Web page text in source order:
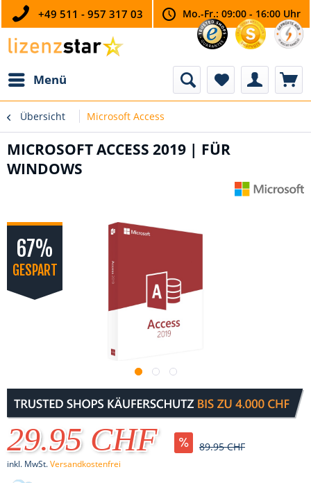
+49 511 - 957 317 03 Mo.-Fr.: 09:00 - 16:00 Uhr
Menü
Übersicht Microsoft Access
MICROSOFT ACCESS 2019 | FÜR
WINDOWS
67%
GESPART
29.95 CHF 89.95 CHF
inkl. MwSt.Versandkostenfrei